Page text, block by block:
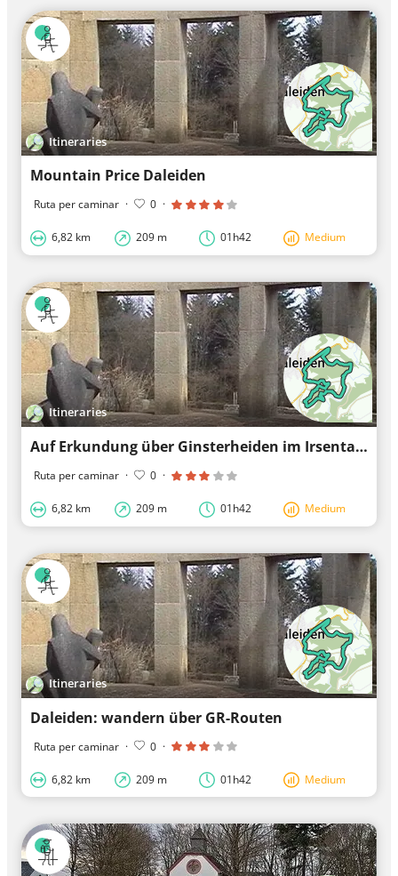
Itineraries
Mountain Price Daleiden
Ruta per caminar · 0 ·
6,82 km 209 m 01h42 Medium
Itineraries
Auf Erkundung über Ginsterheiden im Irsental bei Daleiden
Ruta per caminar · 0 ·
6,82 km 209 m 01h42 Medium
Itineraries
Daleiden: wandern über GR-Routen
Ruta per caminar · 0 ·
6,82 km 209 m 01h42 Medium